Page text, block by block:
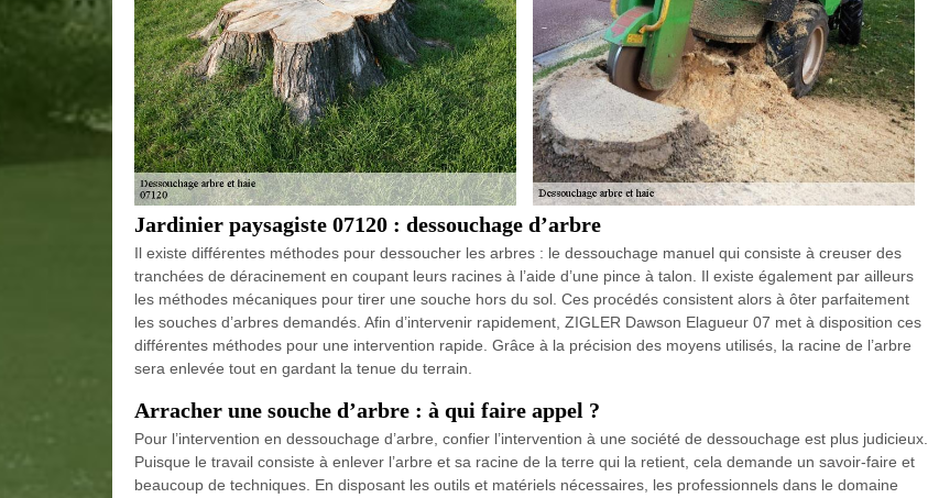
Jardinier paysagiste 07120 : dessouchage d’arbre
Il existe différentes méthodes pour dessoucher les arbres : le dessouchage manuel qui consiste à creuser des
tranchées de déracinement en coupant leurs racines à l’aide d’une pince à talon. Il existe également par ailleurs
les méthodes mécaniques pour tirer une souche hors du sol. Ces procédés consistent alors à ôter parfaitement
les souches d’arbres demandés. Afin d’intervenir rapidement, ZIGLER Dawson Elagueur 07 met à disposition ces
différentes méthodes pour une intervention rapide. Grâce à la précision des moyens utilisés, la racine de l’arbre
sera enlevée tout en gardant la tenue du terrain.
Arracher une souche d’arbre : à qui faire appel ?
Pour l’intervention en dessouchage d’arbre, confier l’intervention à une société de dessouchage est plus judicieux.
Puisque le travail consiste à enlever l’arbre et sa racine de la terre qui la retient, cela demande un savoir-faire et
beaucoup de techniques. En disposant les outils et matériels nécessaires, les professionnels dans le domaine